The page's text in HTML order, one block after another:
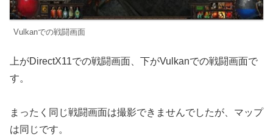
Vulkanでの戦闘画面
上がDirectX11での戦闘画面、下がVulkanでの戦闘画面で
す。
まったく同じ戦闘画面は撮影できませんでしたが、マップ
は同じです。